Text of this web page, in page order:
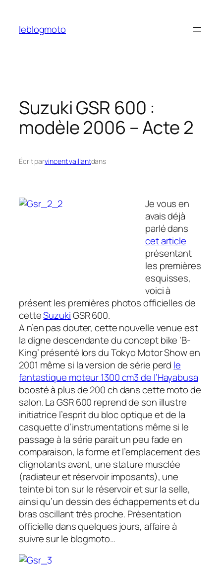
contenu
leblogmoto
Suzuki GSR 600 :
modèle 2006 – Acte 2
Écrit parvincent vaillantdans
Je vous en
avais déjà
parlé dans
cet article
présentant
les premières
esquisses,
voici à
présent les premières photos officielles de
cetteSuzukiGSR 600.
A n’en pas douter, cette nouvelle venue est
la digne descendante du concept bike ‘B-
King’ présenté lors du Tokyo Motor Show en
2001 même si la version de série perd le
fantastique moteur 1300 cm3 de l’Hayabusa
boosté à plus de 200 ch dans cette moto de
salon. La GSR 600 reprend de son illustre
initiatrice l’esprit du bloc optique et de la
casquette d’instrumentations même si le
passage à la série parait un peu fade en
comparaison, la forme et l’emplacement des
clignotants avant, une stature musclée
(radiateur et réservoir imposants), une
teinte bi ton sur le réservoir et sur la selle,
ainsi qu’un dessin des échappements et du
bras oscillant très proche. Présentation
officielle dans quelques jours, affaire à
suivre sur le blogmoto…